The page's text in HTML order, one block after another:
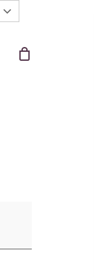
search